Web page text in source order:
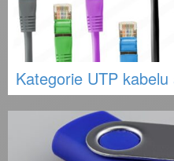
Kategorie UTP